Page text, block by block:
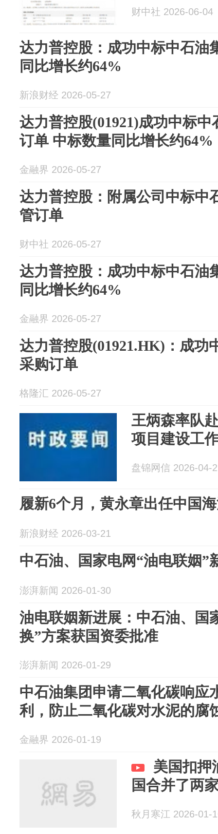
财中社 2026-06-04
达力普控股：成功中标中石油
同比增长约64%
新浪财经 2026-05-27
达力普控股(01921)成功中标
订单 中标数量同比增长约64%
金融界 2026-05-27
达力普控股：附属公司中标中
管订单
财中社 2026-05-27
达力普控股：成功中标中石油
同比增长约64%
金融界 2026-05-27
达力普控股(01921.HK)：成功
采购订单
格隆汇 2026-05-27
王炳森率队
项目建设工
盘锦网信 2026-04-
履新6个月，黄永章出任中国
新浪财经 2026-03-21
中石油、国家电网“油电联姻”
澎湃新闻 2026-01-30
油电联姻新进展：中石油、国
换”方案获国资委批准
澎湃新闻 2026-01-29
中石油集团申请二氧化碳响应
利，防止二氧化碳对水泥的腐
金融界 2026-01-19
美国扣押
国合并了两
秋月寒江 2026-01-